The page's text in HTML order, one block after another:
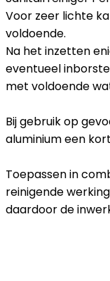
Voor zeer lichte
voldoende.
Na het inzetten
eventueel
met voldoende
Bij gebruik op
aluminium een
Toepassen in
reinigende
daardoor de